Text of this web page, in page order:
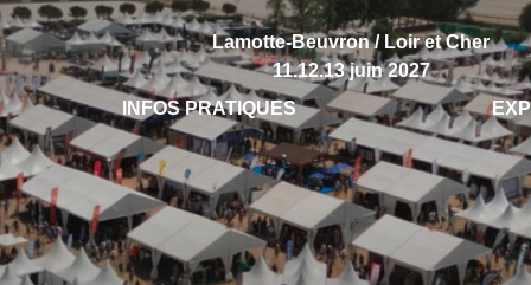
Lamotte-Beuvron / Loir et Cher
11.12.13 juin 2027
INFOS PRATIQUES